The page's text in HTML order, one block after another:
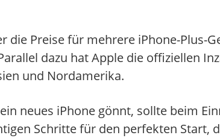
die Preise für mehrere iPhone-Plus-
dazu hat Apple die offiziellen
und Nordamerika.
neues iPhone gönnt, sollte beim
Schritte für den perfekten Start,